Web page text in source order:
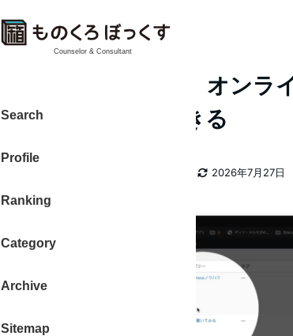
Counselor & Consultant
Search
Profile
Ranking
Category
Archive
Sitemap
Spotlight【Zoom】オンラ
ーポインターができる
2026年7月27日
者